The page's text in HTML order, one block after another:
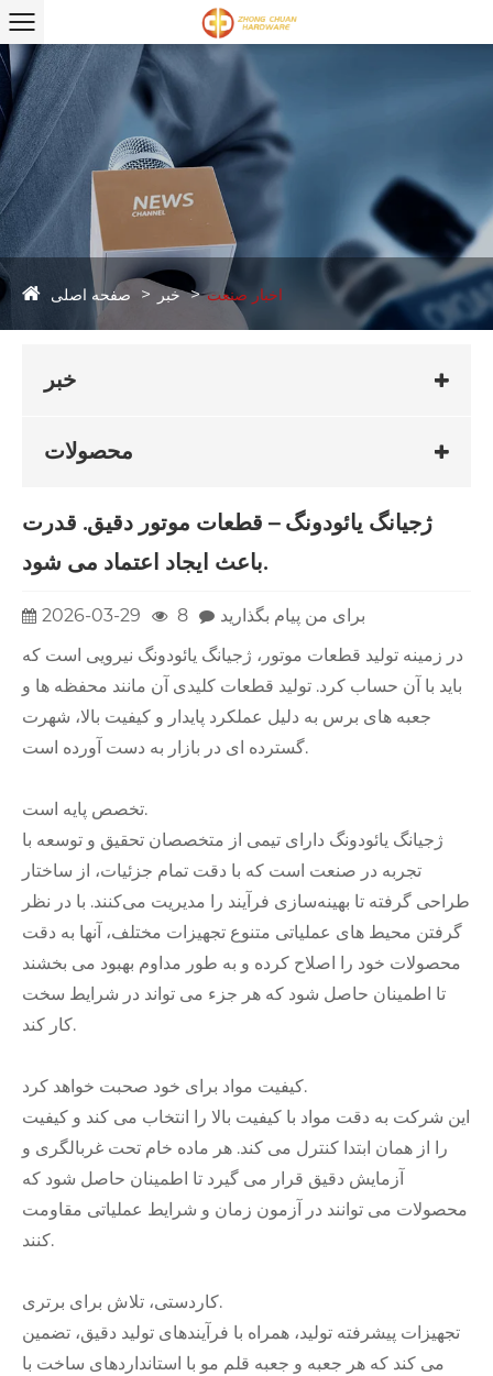
صفحه اصلی خبر اخبار صنعت
خبر
محصولات
ژجیانگ یائودونگ – قطعات موتور دقیق. قدرت
باعث ایجاد اعتماد می شود.
2026-03-29 8
برای من پیام بگذارید
در زمینه تولید قطعات موتور، ژجیانگ یائودونگ نیرویی است که
باید با آن حساب کرد. تولید قطعات کلیدی آن مانند محفظه ها و
جعبه های برس به دلیل عملکرد پایدار و کیفیت بالا، شهرت
گسترده ای در بازار به دست آورده است.
تخصص پایه است.
ژجیانگ یائودونگ دارای تیمی از متخصصان تحقیق و توسعه با
تجربه در صنعت است که با دقت تمام جزئیات، از ساختار
طراحی گرفته تا بهینه‌سازی فرآیند را مدیریت می‌کنند. با در نظر
گرفتن محیط های عملیاتی متنوع تجهیزات مختلف، آنها به دقت
محصولات خود را اصلاح کرده و به طور مداوم بهبود می بخشند
تا اطمینان حاصل شود که هر جزء می تواند در شرایط سخت
کار کند.
کیفیت مواد برای خود صحبت خواهد کرد.
این شرکت به دقت مواد با کیفیت بالا را انتخاب می کند و کیفیت
را از همان ابتدا کنترل می کند. هر ماده خام تحت غربالگری و
آزمایش دقیق قرار می گیرد تا اطمینان حاصل شود که
محصولات می توانند در آزمون زمان و شرایط عملیاتی مقاومت
کنند.
کاردستی، تلاش برای برتری.
تجهیزات پیشرفته تولید، همراه با فرآیندهای تولید دقیق، تضمین
می کند که هر جعبه و جعبه قلم مو با استانداردهای ساخت با